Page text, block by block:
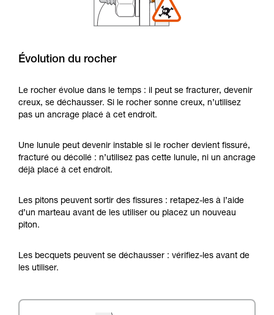
Évolution du rocher
Le rocher évolue dans le temps : il peut se fracturer, devenir
creux, se déchausser. Si le rocher sonne creux, n’utilisez
pas un ancrage placé à cet endroit.
Une lunule peut devenir instable si le rocher devient fissuré,
fracturé ou décollé : n’utilisez pas cette lunule, ni un ancrage
déjà placé à cet endroit.
Les pitons peuvent sortir des fissures : retapez-les à l’aide
d’un marteau avant de les utiliser ou placez un nouveau
piton.
Les becquets peuvent se déchausser : vérifiez-les avant de
les utiliser.